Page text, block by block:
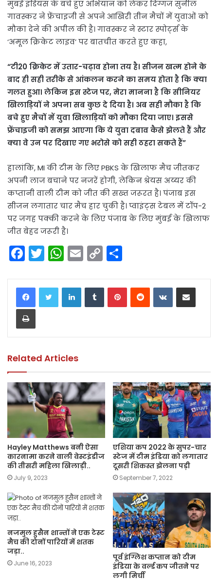
मुंबई इंडियंस के बचे हुए अभियान को लेकर दिग्गज सुनील
गावस्कर ने फ्रेंचाइजी से अपने आखिरी तीन मैचों में युवाओं को
मौका देने की अपील की है। गावस्कर ने स्टार स्पोर्ट्स के
‘अमूल क्रिकेट लाइव’ पर बातचीत करते हुए कहा,
“टी20 क्रिकेट में उतार-चढ़ाव होना तय है। सीजन खत्म होने के
बाद ही सही तरीके से आंकलन करने का समय होता है कि क्या
गलत हुआ। लेकिन इस स्टेज पर, मेरा मानना है कि सीनियर
खिलाड़ियों ने अपना सब कुछ दे दिया है। अब सही मौका है कि
बचे हुए मैचों में युवा खिलाड़ियों को मौका दिया जाए। इससे
फ्रेंचाइजी को समझ आएगा कि ये युवा दबाव कैसे झेलते हैं और
क्या वे उन पर दिखाए गए भरोसे को सही ठहरा सकते हैं”
हालांकि, MI की टीम के लिए PBKS के खिलाफ मैच जीतकर
अपनी लाज बचाने पर नजरें होगी, लेकिन श्रेयस अय्यर की
कप्तानी वाली टीम को जीत की सख्त जरूरत है। पंजाब इस
सीजन लगातार चार मैच हार चुकी है। प्वाइंट्स टेबल में टॉप-2
पर जगह पक्की करने के लिए पंजाब के लिए मुंबई के खिलाफ
जीत बेहद जरूरी है।
F
a
c
e
b
o
k
T
w
itt
er
W
h
a
ts
p
E
m
ai
l
C
o
p
y
n
ar
e
LinkedInTumblrPinterestReddit VKontakteShare via Email
Print
Related Articles
Hayley Matthews बनी ऐसा
कारनामा करने वाली वेस्टइंडीज
की तीसरी महिला खिलाड़ी..
July 9, 2023
एशिया कप 2022 के सुपर-चार
स्टेज में टीम इंडिया को लगातार
दूसरी शिकस्त झेलना पड़ी
September 7, 2022
नजमुल हुसैन शान्तों ने एक टेस्ट
मैच की दोनों पारियों में शतक
जड़ा..
June 16, 2023
पूर्व इंग्लिश कप्तान को टीम
इंडिया के वर्ल्ड कप जीतने पर
लगी मिर्ची